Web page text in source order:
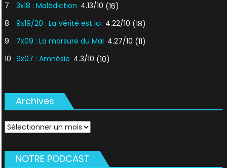
7
3x18 : Malédiction 4.13/10 (16)
8
9x19/20 : La Vérité est ici 4.22/10 (18)
9
7x09 : La morsure du Mal 4.27/10 (11)
10 9x07 : Amnésie 4.3/10 (10)
Archives
Archives
NOTRE PODCAST